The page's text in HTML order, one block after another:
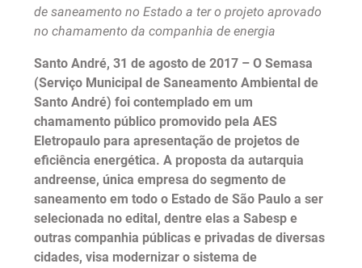
de saneamento no Estado a ter o projeto aprovado
no chamamento da companhia de energia
Santo André, 31 de agosto de 2017 – O Semasa
(Serviço Municipal de Saneamento Ambiental de
Santo André) foi contemplado em um
chamamento público promovido pela AES
Eletropaulo para apresentação de projetos de
eficiência energética. A proposta da autarquia
andreense, única empresa do segmento de
saneamento em todo o Estado de São Paulo a ser
selecionada no edital, dentre elas a Sabesp e
outras companhia públicas e privadas de diversas
cidades, visa modernizar o sistema de